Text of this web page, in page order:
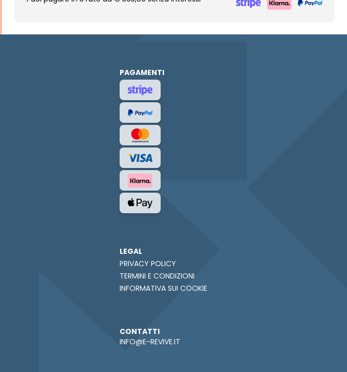
PAGAMENTI
LEGAL
PRIVACY POLICY
TERMINI E CONDIZIONI
INFORMATIVA SUI COOKIE
CONTATTI
INFO@E-REVIVE.IT